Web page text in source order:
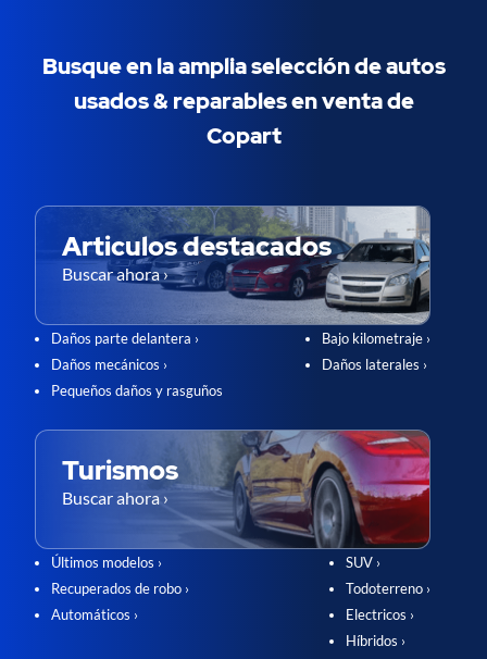
Busque en la amplia selección de autos
usados & ​​reparables en venta de
Copart
Articulos destacados
Buscar ahora ›
Daños parte delantera ›
Daños mecánicos ›
Pequeños daños y rasguños
Bajo kilometraje ›
Daños laterales ›
Turismos
Buscar ahora ›
Últimos modelos ›
Recuperados de robo ›
Automáticos ›
SUV ›
Todoterreno ›
Electricos ›
Híbridos ›